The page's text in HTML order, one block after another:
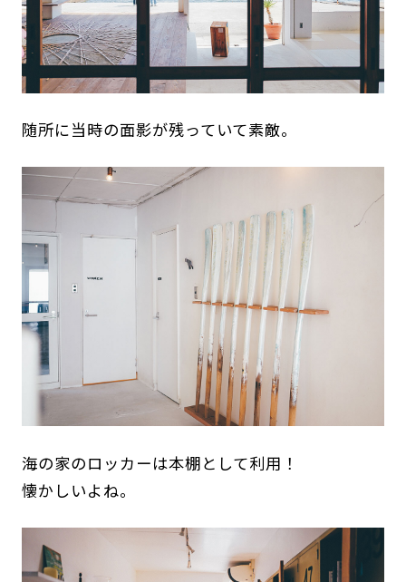
随所に当時の面影が残っていて素敵。
海の家のロッカーは本棚として利用！
懐かしいよね。